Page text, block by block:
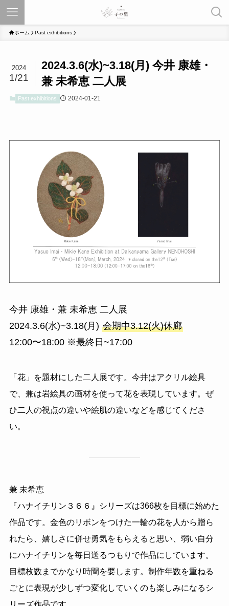
ホーム Past exhibitions
2024.3.6(水)~3.18(月) 今井 康雄・
兼 未希恵 二人展
2024
1/21
Past exhibitions 2024-01-21
今井 康雄・兼 未希恵 二人展
2024.3.6(水)~3.18(月) 会期中3.12(火)休廊
12:00〜18:00 ※最終日~17:00
「花」を題材にした二人展です。今井はアクリル絵具
で、兼は岩絵具の画材を使って花を表現しています。ぜ
ひ二人の視点の違いや絵肌の違いなどを感じてくださ
い。
兼 未希恵
『ハナイチリン３６６』シリーズは366枚を目標に始めた
作品です。金色のリボンをつけた一輪の花を人から贈ら
れたら、嬉しさに併せ勇気をもらえると思い、弱い自分
にハナイチリンを毎日送るつもりで作品にしています。
目標枚数までかなり時間を要します。制作年数を重ねる
ごとに表現が少しずつ変化していくのも楽しみになるシ
リーズ作品です。